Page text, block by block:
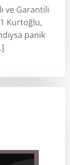
ve Garantili
Kurtoğlu,
panik